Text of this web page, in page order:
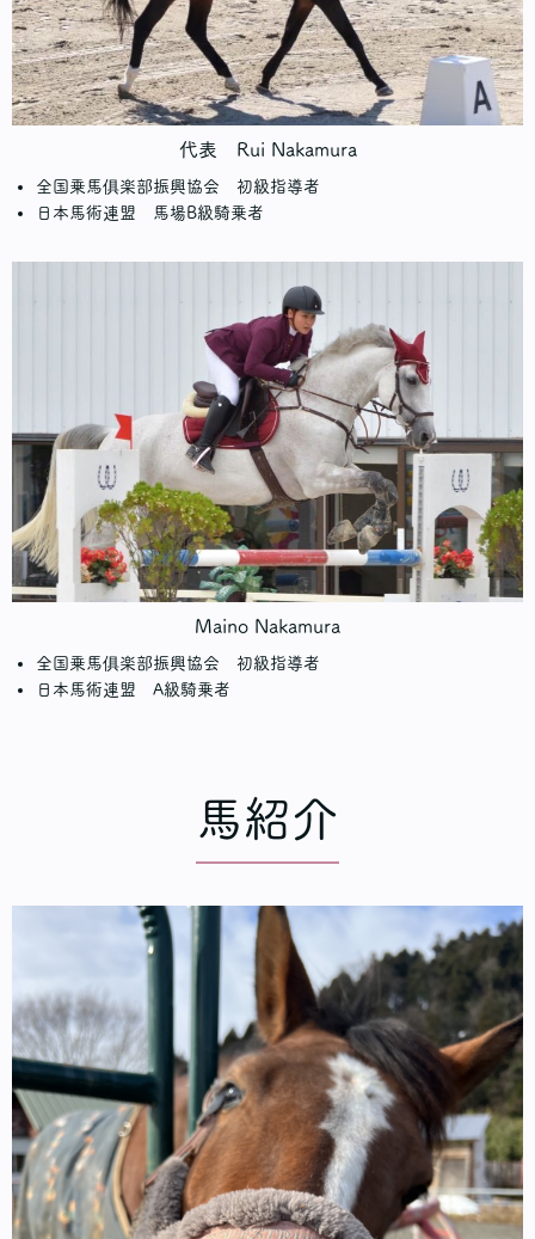
代表 Rui Nakamura
全国乗馬俱楽部振興協会 初級指導者
日本馬術連盟 馬場B級騎乗者
Maino Nakamura
全国乗馬俱楽部振興協会 初級指導者
日本馬術連盟 A級騎乗者
馬紹介